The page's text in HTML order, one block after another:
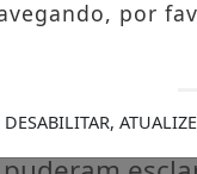
Agosto
por
DESABILITAR,